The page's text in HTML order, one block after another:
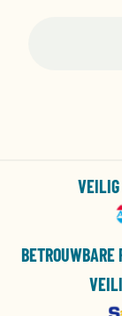
VEILIG
BETROUWBARE